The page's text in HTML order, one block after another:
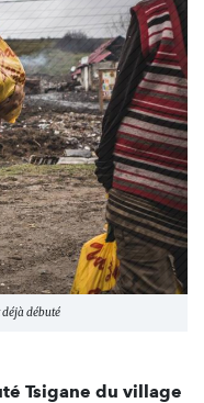
déjà débuté
Tsigane du village